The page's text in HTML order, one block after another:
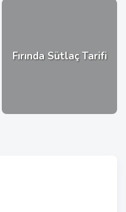
Fırında Sütlaç Tarifi